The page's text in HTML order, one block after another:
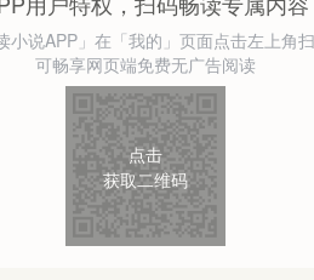
小说APP」在「我的」页面点击左上角扫
可畅享网页端免费无广告阅读
点击
获取二维码